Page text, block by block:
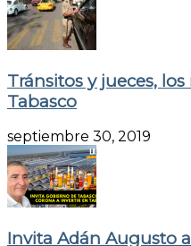
Tránsitos y jueces,
Tabasco
septiembre 30, 2019
Invita Adán Augusto